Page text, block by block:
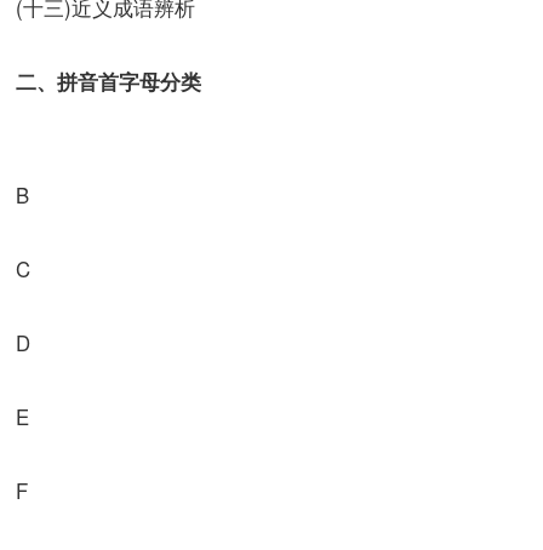
(十三)近义成语辨析
二、拼音首字母分类
B
C
D
E
F